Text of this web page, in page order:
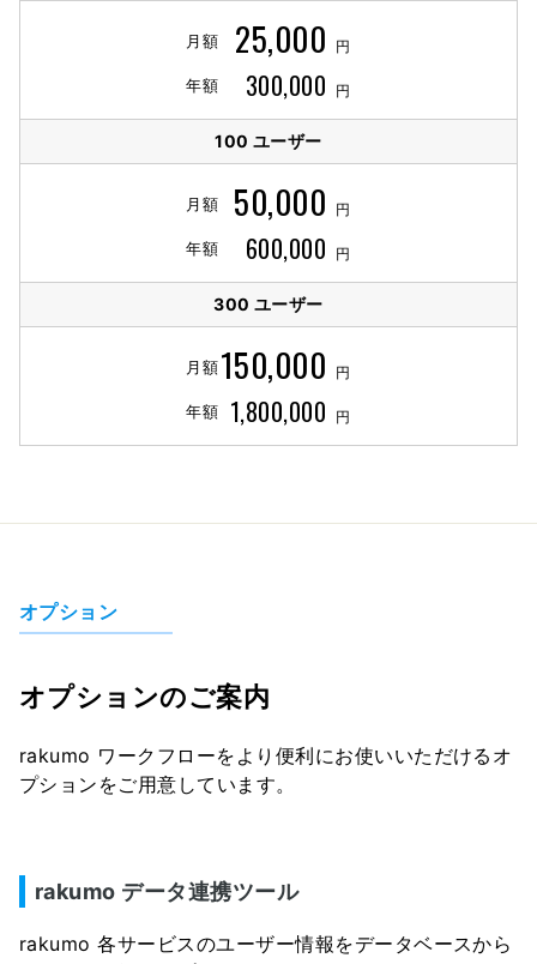
月額 25,000 円
年額 300,000 円
100 ユーザー
月額 50,000 円
年額 600,000 円
300 ユーザー
月額150,000 円
年額 1,800,000 円
オプション
オプションのご案内
rakumo ワークフローをより便利にお使いいただけるオ
プションをご用意しています。
rakumo データ連携ツール
rakumo 各サービスのユーザー情報をデータベースから